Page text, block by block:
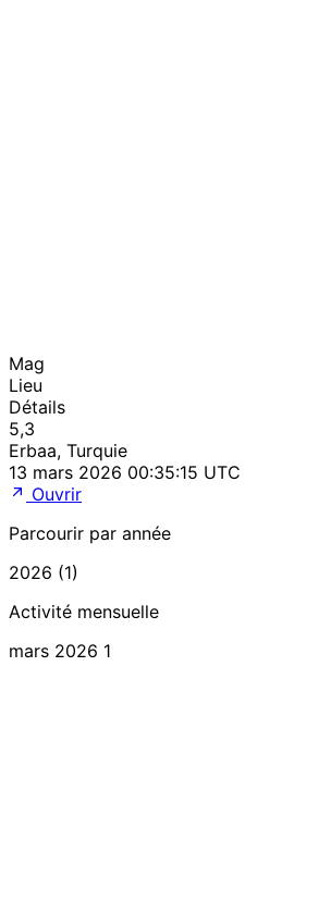
Mag
Lieu
Détails
5,3
Erbaa, Turquie
13 mars 2026 00:35:15 UTC
Ouvrir
Parcourir par année
2026 (1)
Activité mensuelle
mars 2026 1